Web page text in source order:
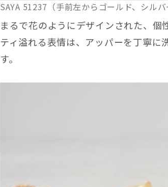
SAYA 51237（手前左からゴールド、シル
まるで花のようにデザインされた、個
ティ溢れる表情は、アッパーを丁寧に
す。